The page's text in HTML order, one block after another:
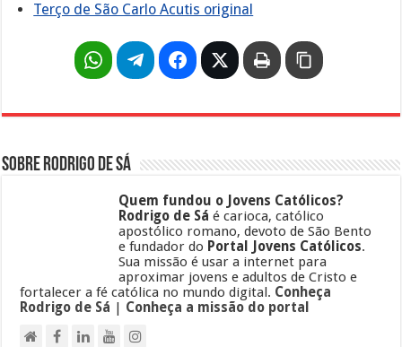
Terço de São Carlo Acutis original
Sobre Rodrigo de Sá
Quem fundou o Jovens Católicos?
Rodrigo de Sá é carioca, católico
apostólico romano, devoto de São Bento
e fundador do Portal Jovens Católicos.
Sua missão é usar a internet para
aproximar jovens e adultos de Cristo e
fortalecer a fé católica no mundo digital. Conheça
Rodrigo de Sá
Conheça a missão do portal